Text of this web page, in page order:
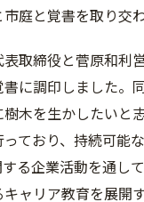
庭と覚書を取り交
取締役と菅原和利
に調印しました。
木を生かしたいと
ており、持続可能
る企業活動を通し
ャリア教育を展開